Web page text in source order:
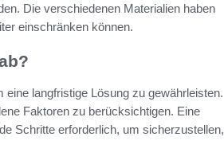
Die verschiedenen Materialien haben
einschränken können.
langfristige Lösung zu gewährleisten.
Faktoren zu berücksichtigen. Eine
Schritte erforderlich, um sicherzustellen,